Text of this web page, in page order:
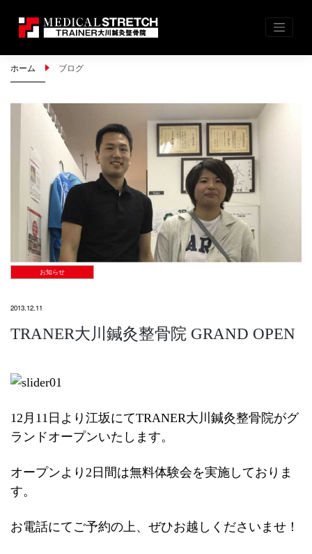
content
ホーム ブログ
お知らせ
2013.12.11
TRANER大川鍼灸整骨院 GRAND OPEN
12月11日より江坂にてTRANER大川鍼灸整骨院がグ
ランドオープンいたします。
オープンより2日間は無料体験会を実施しておりま
す。
お電話にてご予約の上、ぜひお越しくださいませ！